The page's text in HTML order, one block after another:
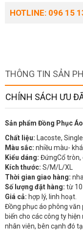
HOTLINE: 096 15
THÔNG TIN SẢN
CHÍNH SÁCH ƯU
Sản phẩm Đồng Phục
Chất liệu: Lacoste, Single
Màu sắc: nhiều màu-
Kiểu dáng: ĐứngCổ tròn,
Kích thước: S/M/L/XL
Thời gian giao hàng:
Số lượng đặt hàng: từ
Giá cả: hợp lý, linh hoạt.
Đồng phục áo phông
biến cho các công ty
nhân viên, bên cạnh đó